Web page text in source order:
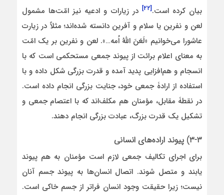
بیان کرده است.[۲۲]
در زیارات و ادعیه نیز امّت‌ها مشمول
لعن و نفرین یا سلام و آفرین دانسته شده‌اند؛ مثلاً در زیارت
عاشورا می‌خوانیم «لَعَنَ اللهُ اُمه…». لعن و نفرین بر یک امّت
به معنای اعلام برائت از پیوند جمعی مستحکمی است که با
انسجام و هم‌افزایی پدید آمده و قدرت بزرگی شکل داده و با
استفاده از ارادۀ جمعی خود، جنایت بزرگی انجام داده است.
در نقطۀ مقابل، مؤمنان هم مکلف‌اند که با اعتصام جمعی و
تشکیل یک قدرت بزرگ، عبادت بزرگی انجام دهند.
۳-۳) پیوند اراده‌های انسانی
برای اجرای تکالیف جمعی لازم است مؤمنان به هم پیوند
یابند و متصل شوند. اتصال انسان‌ها به پیوند جسم آنان
نیست؛ زیرا حقیقت وجود انسان فراتر از جسم خاکی است.